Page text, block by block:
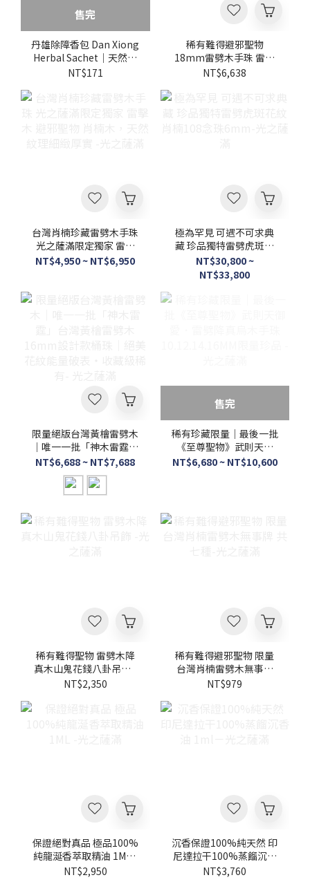
售完
丹雄除障香包 Dan Xiong
Herbal Sachet｜天然草
本複方・除障避穢香氛・
NT$171
稀有難得避邪聖物
18mm雷劈木手珠 雷擊
木 野生波羅蜜雷劈木系
NT$6,638
台灣肖楠珍藏雷劈木手珠
光之薩滿限定獨家 雷擊
木 避邪聖物 肖楠木，天
然紋理細緻厚實 -光之薩
NT$4,950 ~ NT$6,950
極為罕見 可遇不可求典
藏 珍品獨特雷劈虎斑花
紋肖楠108念珠6mm-光
之薩滿
NT$30,800 ~
NT$33,800
限量絕版台灣黃檜雷劈木
｜唯一一批「神木雷霆」
台灣黃檜雷劈木16mm設
計款桶珠｜絕美花紋能量
破表・收藏級稀有- 光之
薩滿
NT$6,688 ~ NT$7,688
售完
稀有珍藏限量｜最後一批
《至尊聖物》武則天御
愛．雷劈降真烏木手珠
NT$6,680 ~ NT$10,600
稀有難得聖物 雷劈木降
真木山鬼花錢八卦吊飾 -
光之薩滿
NT$2,350
稀有難得避邪聖物 限量
台灣肖楠雷劈木無事牌
共七種-光之薩滿
NT$979
保證絕對真品 極品100%
純龍涎香萃取精油 1ML -
光之薩滿
NT$2,950
沉香保證100%純天然 印
尼達拉干100%蒸餾沉香
油 1ml－光之薩滿
NT$3,760